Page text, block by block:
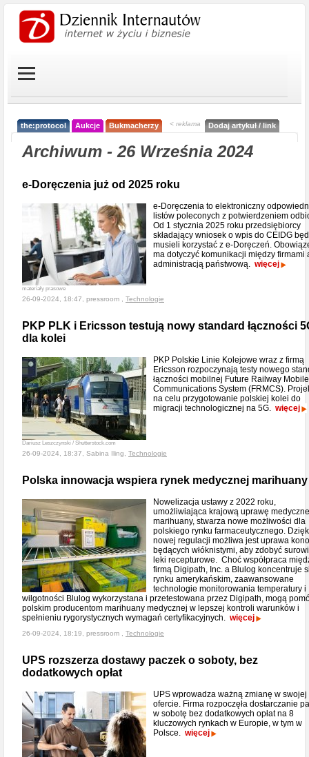
the:protocol Aukcje Bukmacherzy < reklama Dodaj artykuł / link
Archiwum - 26 Września 2024
e-Doręczenia już od 2025 roku
materiały prasowe
e-Doręczenia to elektroniczny
listów poleconych z potwierdzeniem
Od 1 stycznia 2025 roku przedsiębiorcy
składający wniosek o wpis do CEIDG
musieli korzystać z e-Doręczeń.
ma dotyczyć komunikacji między firmami
administracją państwową. więcej
26-09-2024, 18:47, pressroom , Technologie
PKP PLK i Ericsson testują nowy standard łączności
dla kolei
Dariusz Leszczynski / Shutterstock.com
PKP Polskie Linie Kolejowe wraz z firmą
Ericsson rozpoczynają testy nowego
łączności mobilnej Future Railway Mobile
Communications System (FRMCS).
na celu przygotowanie polskiej kolei do
migracji technologicznej na 5G. więcej
26-09-2024, 18:37, Sabina Iling, Technologie
Polska innowacja wspiera rynek medycznej marihuany
Nowelizacja ustawy z 2022 roku,
umożliwiająca krajową uprawę
marihuany, stwarza nowe możliwości dla
polskiego rynku farmaceutycznego.
nowej regulacji możliwa jest uprawa
będących włóknistymi, aby zdobyć
leki recepturowe. Choć współpraca
firmą Digipath, Inc. a Blulog koncentruje
rynku amerykańskim, zaawansowane
technologie monitorowania temperatury i
wilgotności Blulog wykorzystana i przetestowana przez Digipath, mogą
polskim producentom marihuany medycznej w lepszej kontroli warunków i
spełnieniu rygorystycznych wymagań certyfikacyjnych. więcej
26-09-2024, 18:19, pressroom , Technologie
UPS rozszerza dostawy paczek o soboty, bez
dodatkowych opłat
UPS wprowadza ważną zmianę w swojej
ofercie. Firma rozpoczęła dostarczanie
w sobotę bez dodatkowych opłat na 8
kluczowych rynkach w Europie, w tym w
Polsce. więcej